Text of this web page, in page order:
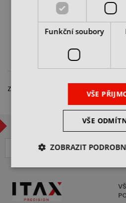
skladem u dodavatele
cena bez DPH
Zobrazeno 1 – 3 z 3 položek
CHCETE BÝT V
Funkční soubory
VŠE
VŠE
ZOBRAZIT